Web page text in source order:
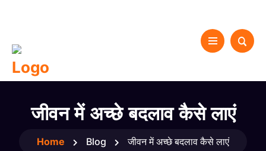
जीवन में अच्छे बदलाव कैसे लाएं
Home Blog जीवन में अच्छे बदलाव कैसे लाएं